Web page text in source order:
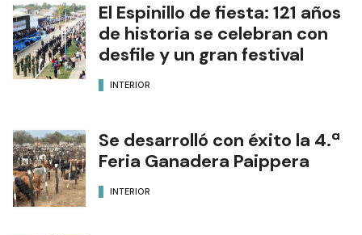
El Espinillo de fiesta: 121 años
de historia se celebran con
desfile y un gran festival
INTERIOR
Se desarrolló con éxito la 4.ª
Feria Ganadera Paippera
INTERIOR